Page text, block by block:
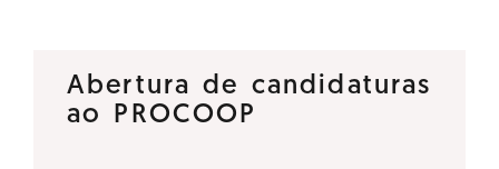
Abertura de candidaturas
ao PROCOOP